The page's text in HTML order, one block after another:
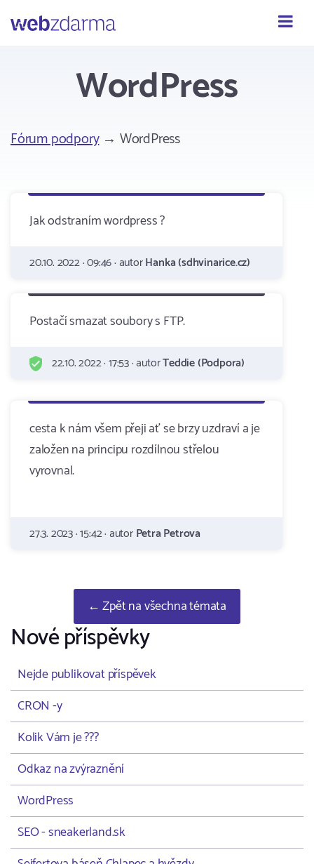
Webzdarma
WordPress
Fórum podpory→ WordPress
Jak odstraním wordpress ?
20.10. 2022 · 09:46 · autorHanka (sdhvinarice.cz)
Postačí smazat soubory s FTP.
22.10. 2022 · 17:53 · autorTeddie (Podpora)
cesta k nám všem přeji ať se brzy uzdraví a je
založen na principu rozdílnou střelou
vyrovnal.
27.3. 2023 · 15:42 · autorPetra Petrova
← Zpět na všechna témata
Nové příspěvky
Nejde publikovat příspěvek
CRON -y
Kolik Vám je ???
Odkaz na zvýraznění
WordPress
SEO - sneakerland.sk